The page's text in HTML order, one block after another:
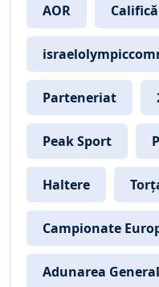
AOR
Parteneriat
Peak Sport
Haltere
Campionate
Adunarea